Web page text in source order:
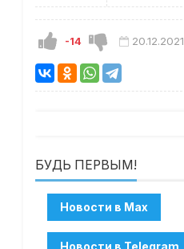
-14 20.12.2021
БУДЬ ПЕРВЫМ!